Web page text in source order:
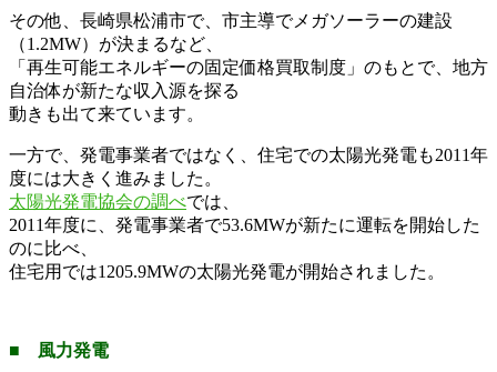
その他、長崎県松浦市で、市主導でメガソーラーの建設
（1.2MW）が決まるなど、
「再生可能エネルギーの固定価格買取制度」のもとで、地方
自治体が新たな収入源を探る
動きも出て来ています。
一方で、発電事業者ではなく、住宅での太陽光発電も2011年
度には大きく進みました。
太陽光発電協会の調べでは、
2011年度に、発電事業者で53.6MWが新たに運転を開始した
のに比べ、
住宅用では1205.9MWの太陽光発電が開始されました。
■ 風力発電